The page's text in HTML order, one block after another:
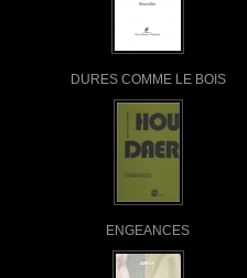
DURES COMME LE BOIS
ENGEANCES